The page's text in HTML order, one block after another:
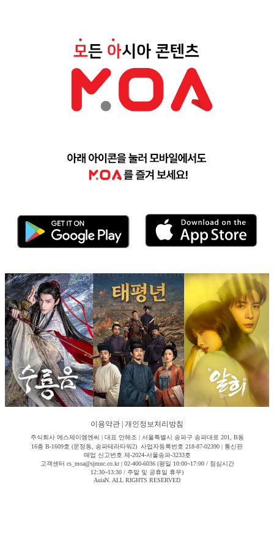
이용약관 개인정보처리방침
주식회사 에스제이엠엔씨 | 대표 안해조 | 서울특별시 송파구 송파대로 201, B동
16층 B-1609호 (문정동, 송파테라타워2) 사업자등록번호 218-87-02390 | 통신판
매업 신고번호 제-2024-서울송파-3233호
고객센터 cs_moa@sjmnc.co.kr | 02-400-6036 (평일 10:00~17:00 / 점심시간
12:30~13:30 / 주말 및 공휴일 휴무)
AsiaN. ALL RIGHTS RESERVED